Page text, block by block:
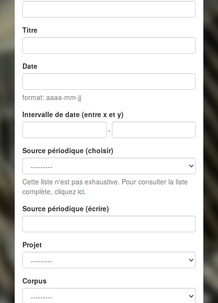
Titre
Date
format: aaaa-mm-jj
Intervalle de date (entre x et y)
-
Source périodique (choisir)
Cette liste n'est pas exhaustive. Pour consulter la liste
complète, cliquez ici.
Source périodique (écrire)
Projet
Corpus